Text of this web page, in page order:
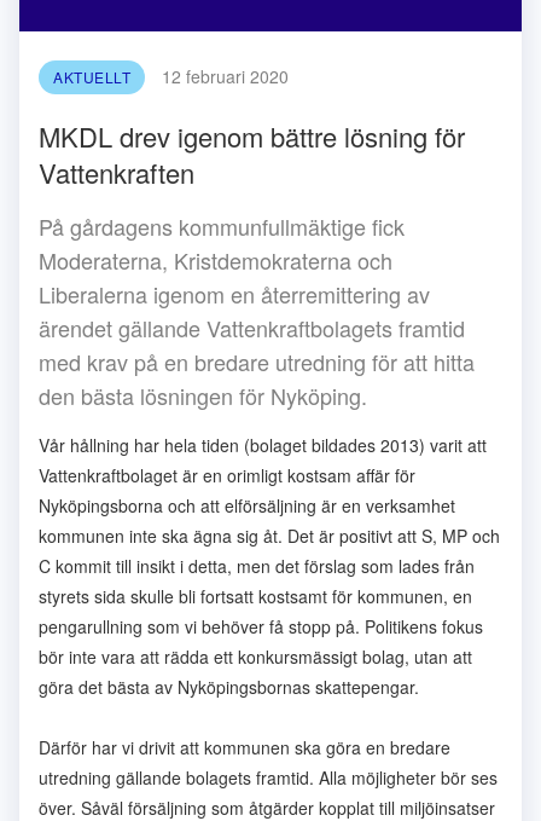
AKTUELLT 12 februari 2020
MKDL drev igenom bättre lösning för
Vattenkraften
På gårdagens kommunfullmäktige fick
Moderaterna, Kristdemokraterna och
Liberalerna igenom en återremittering av
ärendet gällande Vattenkraftbolagets framtid
med krav på en bredare utredning för att hitta
den bästa lösningen för Nyköping.
Vår hållning har hela tiden (bolaget bildades 2013) varit att
Vattenkraftbolaget är en orimligt kostsam affär för
Nyköpingsborna och att elförsäljning är en verksamhet
kommunen inte ska ägna sig åt. Det är positivt att S, MP och
C kommit till insikt i detta, men det förslag som lades från
styrets sida skulle bli fortsatt kostsamt för kommunen, en
pengarullning som vi behöver få stopp på. Politikens fokus
bör inte vara att rädda ett konkursmässigt bolag, utan att
göra det bästa av Nyköpingsbornas skattepengar.
Därför har vi drivit att kommunen ska göra en bredare
utredning gällande bolagets framtid. Alla möjligheter bör ses
över. Såväl försäljning som åtgärder kopplat till miljöinsatser